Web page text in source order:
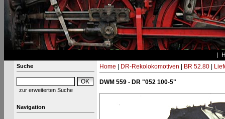
Suche
zur erweiterten Suche
Navigation
Home DR-Rekolokomotiven BR 52.80|
DWM 559 - DR "052 100-5"